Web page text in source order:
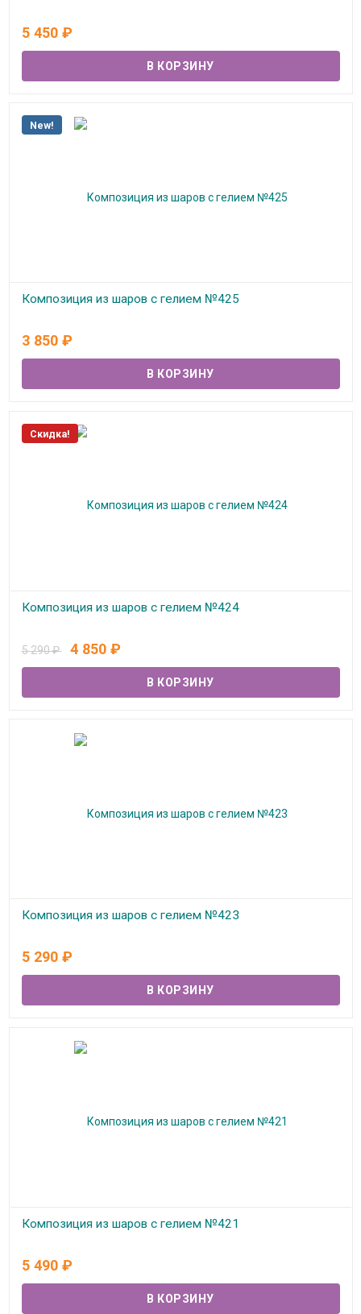
5 450 ₽
New!
Композиция из шаров с гелием №425
3 850 ₽
Скидка!
Композиция из шаров с гелием №424
5 290₽ 4 850 ₽
Композиция из шаров с гелием №423
5 290 ₽
Композиция из шаров с гелием №421
5 490 ₽